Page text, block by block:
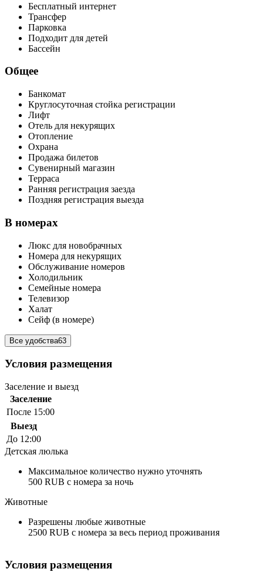
Бесплатный интернет
Трансфер
Парковка
Подходит для детей
Бассейн
Общее
Банкомат
Круглосуточная стойка регистрации
Лифт
Отель для некурящих
Отопление
Охрана
Продажа билетов
Сувенирный магазин
Терраса
Ранняя регистрация заезда
Поздняя регистрация выезда
В номерах
Люкс для новобрачных
Номера для некурящих
Обслуживание номеров
Холодильник
Семейные номера
Телевизор
Халат
Сейф (в номере)
Все удобства63
Условия размещения
Заселение и выезд
Заселение
После 15:00
Выезд
До 12:00
Детская люлька
Максимальное количество нужно уточнять
500 RUB с номера за ночь
Животные
Разрешены любые животные
2500 RUB с номера за весь период проживания
Условия размещения